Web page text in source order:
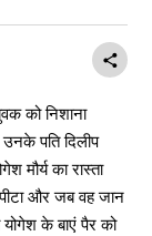
को निशाना
पति दिलीप
मौर्य का रास्ता
और जब वह जान
के बाएं पैर को